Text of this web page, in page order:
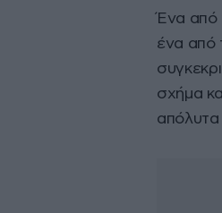
Ένα από
ένα από
σχήμα
απόλυτα